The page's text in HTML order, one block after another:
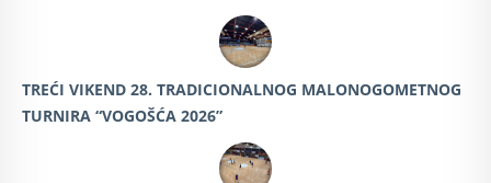
TREĆI VIKEND 28. TRADICIONALNOG MALONOGOMETNOG
TURNIRA “VOGOŠĆA 2026”